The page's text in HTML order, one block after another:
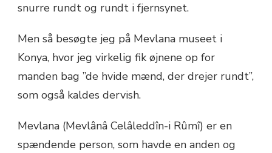
snurre rundt og rundt i fjernsynet.
Men så besøgte jeg på Mevlana museet i
Konya, hvor jeg virkelig fik øjnene op for
manden bag ”de hvide mænd, der drejer rundt”,
som også kaldes dervish.
Mevlana (Mevlânâ Celâleddîn-i Rûmî) er en
spændende person, som havde en anden og